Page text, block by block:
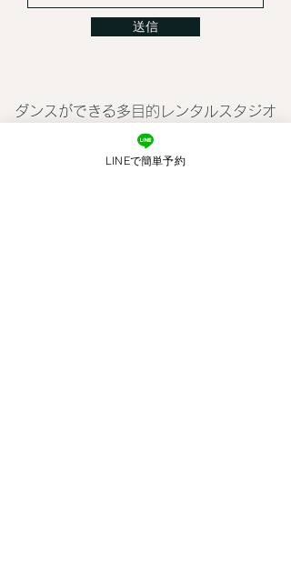
送信
ダンスができる多目的レンタルスタジオ
レンタルスタジオswamp西新宿
LINEで簡単予約